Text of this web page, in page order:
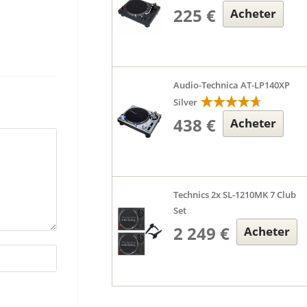
225 € Acheter
Audio-Technica AT-LP140XP
Silver
438 € Acheter
Technics 2x SL-1210MK 7 Club
Set
2 249 € Acheter